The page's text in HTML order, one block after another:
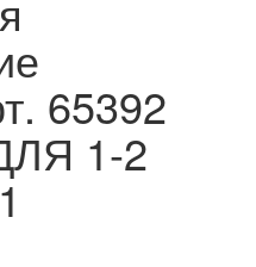
65392
1-2